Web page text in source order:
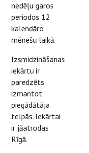
nedēļu garos
periodos 12
kalendāro
mēnešu laikā.
Izsmidzināšanas
iekārtu ir
paredzēts
izmantot
piegādātāja
telpās. Iekārtai
ir jāatrodas
Rīgā.